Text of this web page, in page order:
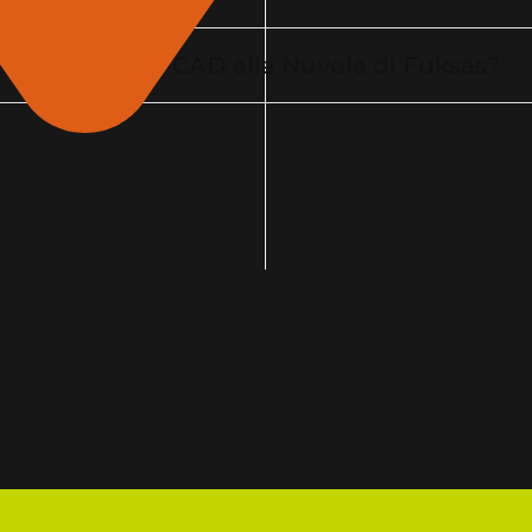
di Roma B-CAD alla Nuvola di Fuksas?